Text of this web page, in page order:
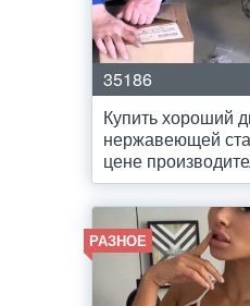
35186
Купить хороший
нержавеющей
цене
РАЗНОЕ